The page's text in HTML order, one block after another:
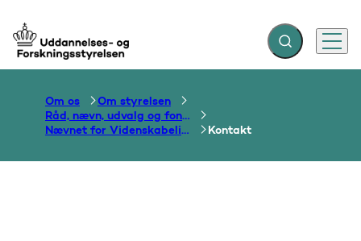
Gå til forsiden Fold søgefelt ud
Menu
Om os
Om styrelsen
Råd, nævn, udvalg og fonde
Nævnet for Videnskabelig Uredelighed
Kontakt